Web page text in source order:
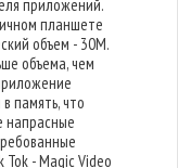
приложений.
планшете
объем - 30M.
объема, чем
память, что
напрасные
- Magic Video